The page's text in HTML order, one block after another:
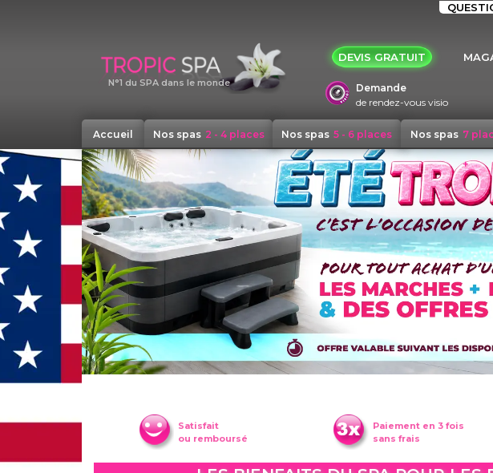
N°1 du SPA dans le monde
DEVIS GRATUIT
Demande
de rendez-vous visio
Accueil Nos spas 2 - 4 places Nos spas 5 - 6 places Nos spas 7
+
Satisfait
ou remboursé
Paiement en 3 fois
sans frais